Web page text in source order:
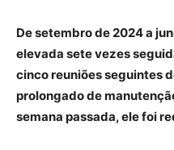
De setembro de 2024 a
elevada sete vezes
cinco reuniões seguintes
prolongado de
semana passada, ele foi